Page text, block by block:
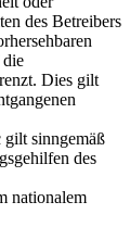
des Betreibers
die
Dies gilt
gilt sinngemäß
des
nationalem